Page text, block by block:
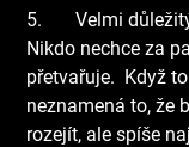
5.
Velmi
Nikdo nechce za
přetvařuje. Když
neznamená to, že
rozejít, ale spíše